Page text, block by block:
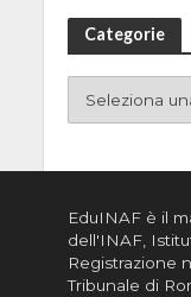
Categorie
EduINAF è il
dell'INAF,
Registrazione
Tribunale di